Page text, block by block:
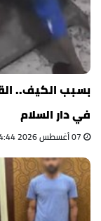
بسبب الكيف..
في دار السلام